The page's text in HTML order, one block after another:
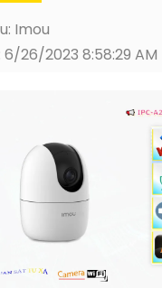
Imou
6/26/2023 8:58:29 AM